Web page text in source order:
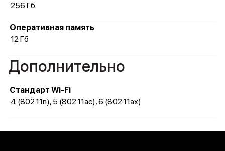
256 Гб
Оперативная память
12 Гб
Дополнительно
Стандарт Wi-Fi
4 (802.11n), 5 (802.11ac), 6 (802.11ax)